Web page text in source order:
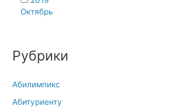
Октябрь
Рубрики
Абилимпикс
Абитуриенту